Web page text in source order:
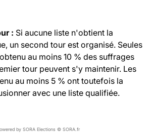
: Si aucune liste n'obtient la
un second tour est organisé. Seules
au moins 10 % des suffrages
tour peuvent s'y maintenir. Les
au moins 5 % ont toutefois la
avec une liste qualifiée.
by SORA Elections © SORA.fr